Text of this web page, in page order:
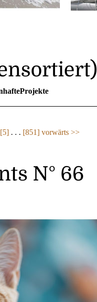
[5] . . . [851] vorwärts >>
N° 66